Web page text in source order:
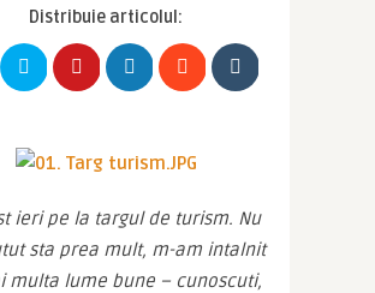
Distribuie articolul:
ieri pe la targul de turism. Nu
sta prea mult, m-am intalnit
multa lume bune – cunoscuti,